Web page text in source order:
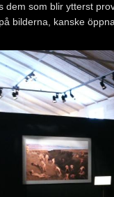
dem som blir ytterst
bilderna, kanske